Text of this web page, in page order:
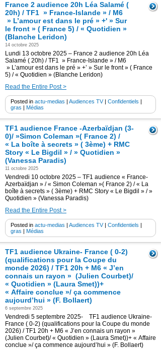
France 2 audience 20h Léa Salamé (
20h) / TF1 » France-Islande » / M6
» L’amour est dans le pré » +' » Sur
le front » ( France 5) / « Quotidien »
(Blanche Leridon)
14 octobre 2025
Lundi 13 octobre 2025 – France 2 audience 20h Léa
Salamé ( 20h) / TF1 » France-Islande » / M6
» L’amour est dans le pré » +’ » Sur le front » ( France
5) / « Quotidien » (Blanche Leridon)
Read the Entire Post >
Posted in actu-medias | Audiences TV| Confidentiels |
gras | Médias
TF1 audience France -Azerbaïdjan (3-
0)/ »Simon Coleman »( France 2) /
« La boîte à secrets » ( 3ème) + RMC
Story « Le Bigdil » / » Quotidien »
(Vanessa Paradis)
11 octobre 2025
Vendredi 10 octobre 2025 – TF1 audience « France-
Azerbaïdjan » / « Simon Coleman »( France 2) / « La
boîte à secrets » ( 3ème) + RMC Story « Le Bigdil » / »
Quotidien » (Vanessa Paradis)
Read the Entire Post >
Posted in actu-medias | Audiences TV| Confidentiels |
gras | Médias
TF1 audience Ukraine- France ( 0-2)
(qualifications pour la Coupe du
monde 2026) / TF1 20h + M6 « J’en
connais un rayon » (Julien Courbet)/
« Quotidien » (Laura Smet))+
« Affaire conclue »/ ça commence
aujourd’hui » (F. Bollaert)
6 septembre 2025
Vendredi 5 septembre 2025- TF1 audience Ukraine-
France ( 0-2) (qualifications pour la Coupe du monde
2026) / TF1 20h + M6 « J’en connais un rayon »
(Julien Courbet)/ « Quotidien » (Laura Smet))+ « Affaire
conclue »/ ça commence aujourd’hui » (F. Bollaert)